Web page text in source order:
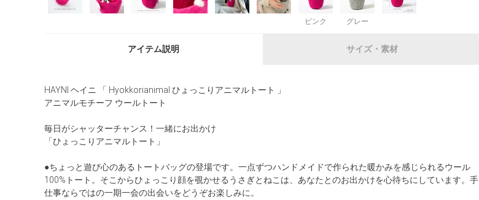
ピンク グレー
アイテム説明 サイズ・素材
HAYNI ヘイニ 「 Hyokkorianimal ひょっこりアニマルトート 」
アニマルモチーフ ウールトート
毎日がシャッターチャンス！一緒にお出かけ
「ひょっこりアニマルトート」
●ちょっと遊び心のあるトートバッグの登場です。一点ずつハンドメイドで作られた暖かみを感じられるウール
100%トート。そこからひょっこり顔を覗かせるうさぎとねこは、あなたとのお出かけを心待ちにしています。手
仕事ならではの一期一会の出会いをどうぞお楽しみに。